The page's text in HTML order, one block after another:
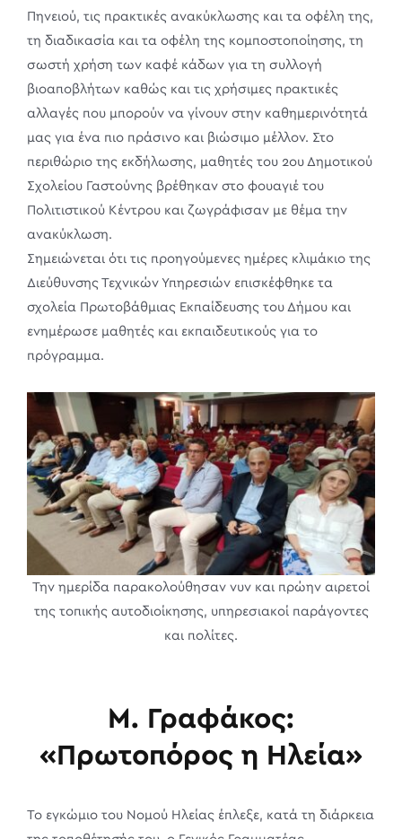
Πηνειού, τις πρακτικές ανακύκλωσης και τα οφέλη της,
τη διαδικασία και τα οφέλη της κομποστοποίησης, τη
σωστή χρήση των καφέ κάδων για τη συλλογή
βιοαποβλήτων καθώς και τις χρήσιμες πρακτικές
αλλαγές που μπορούν να γίνουν στην καθημερινότητά
μας για ένα πιο πράσινο και βιώσιμο μέλλον. Στο
περιθώριο της εκδήλωσης, μαθητές του 2ου Δημοτικού
Σχολείου Γαστούνης βρέθηκαν στο φουαγιέ του
Πολιτιστικού Κέντρου και ζωγράφισαν με θέμα την
ανακύκλωση.
Σημειώνεται ότι τις προηγούμενες ημέρες κλιμάκιο της
Διεύθυνσης Τεχνικών Υπηρεσιών επισκέφθηκε τα
σχολεία Πρωτοβάθμιας Εκπαίδευσης του Δήμου και
ενημέρωσε μαθητές και εκπαιδευτικούς για το
πρόγραμμα.
Την ημερίδα παρακολούθησαν νυν και πρώην αιρετοί
της τοπικής αυτοδιοίκησης, υπηρεσιακοί παράγοντες
και πολίτες.
Μ. Γραφάκος:
«Πρωτοπόρος η Ηλεία»
Το εγκώμιο του Νομού Ηλείας έπλεξε, κατά τη διάρκεια